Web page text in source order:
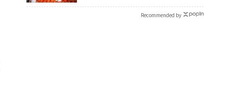
Recommended by